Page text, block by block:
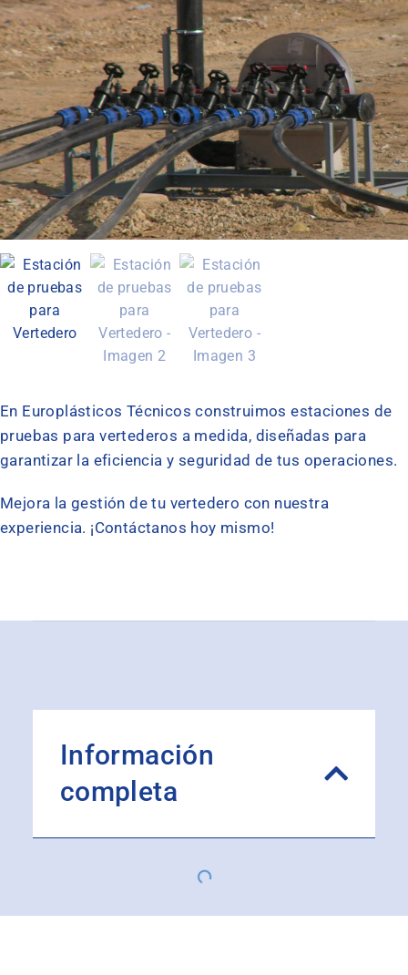
En Europlásticos Técnicos construimos estaciones de
pruebas para vertederos a medida, diseñadas para
garantizar la eficiencia y seguridad de tus operaciones.
Mejora la gestión de tu vertedero con nuestra
experiencia. ¡Contáctanos hoy mismo!
Información
completa